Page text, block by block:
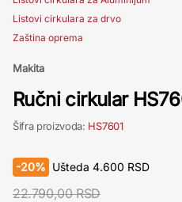
Listovi cirkulara za drvo
Zaština oprema
Makita
Ručni cirkular
Šifra proizvoda: HS7601
-20% Ušteda 4.600 RSD
22.790,00 RSD